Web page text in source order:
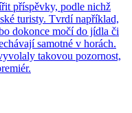
příspěvky, podle nichž
turisty. Tvrdí například,
dokonce močí do jídla či
samotné v horách.
takovou pozornost,